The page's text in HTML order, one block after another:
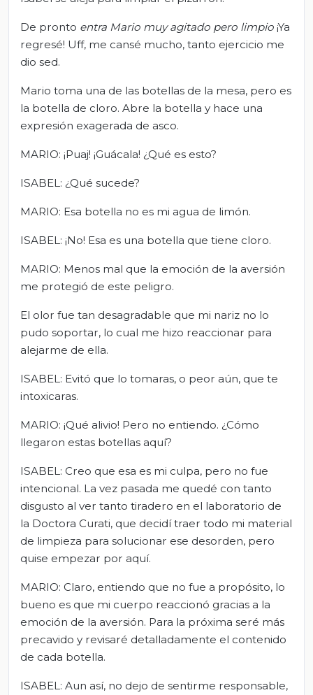
De pronto entra Mario muy agitado pero limpio ¡Ya
regresé! Uff, me cansé mucho, tanto ejercicio me
dio sed.
Mario toma una de las botellas de la mesa, pero es
la botella de cloro. Abre la botella y hace una
expresión exagerada de asco.
MARIO: ¡Puaj! ¡Guácala! ¿Qué es esto?
ISABEL: ¿Qué sucede?
MARIO: Esa botella no es mi agua de limón.
ISABEL: ¡No! Esa es una botella que tiene cloro.
MARIO: Menos mal que la emoción de la aversión
me protegió de este peligro.
El olor fue tan desagradable que mi nariz no lo
pudo soportar, lo cual me hizo reaccionar para
alejarme de ella.
ISABEL: Evitó que lo tomaras, o peor aún, que te
intoxicaras.
MARIO: ¡Qué alivio! Pero no entiendo. ¿Cómo
llegaron estas botellas aquí?
ISABEL: Creo que esa es mi culpa, pero no fue
intencional. La vez pasada me quedé con tanto
disgusto al ver tanto tiradero en el laboratorio de
la Doctora Curati, que decidí traer todo mi material
de limpieza para solucionar ese desorden, pero
quise empezar por aquí.
MARIO: Claro, entiendo que no fue a propósito, lo
bueno es que mi cuerpo reaccionó gracias a la
emoción de la aversión. Para la próxima seré más
precavido y revisaré detalladamente el contenido
de cada botella.
ISABEL: Aun así, no dejo de sentirme responsable,